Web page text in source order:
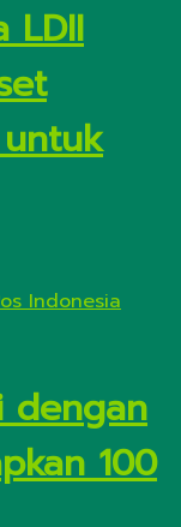
LDII
dengan
100